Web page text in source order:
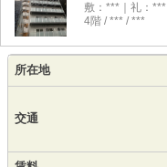
敷：***｜礼：***
4階 / *** / ***
所在地
交通